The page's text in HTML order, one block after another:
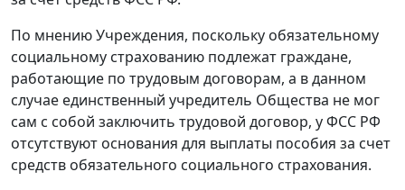
По мнению Учреждения, поскольку обязательному
социальному страхованию подлежат граждане,
работающие по трудовым договорам, а в данном
случае единственный учредитель Общества не мог
сам с собой заключить трудовой договор, у ФСС РФ
отсутствуют основания для выплаты пособия за счет
средств обязательного социального страхования.